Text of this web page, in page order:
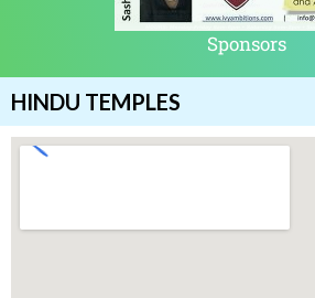
Sponsors
HINDU TEMPLES